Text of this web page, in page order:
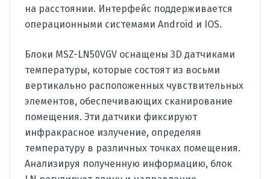
на расстоянии. Интерфейс поддерживается
операционными системами Android и IOS.
Блоки MSZ-LN50VGV оснащены 3D датчиками
температуры, которые состоят из восьми
вертикально расположенных чувствительных
элементов, обеспечивающих сканирование
помещения. Эти датчики фиксируют
инфракрасное излучение, определяя
температуру в различных точках помещения.
Анализируя полученную информацию, блок